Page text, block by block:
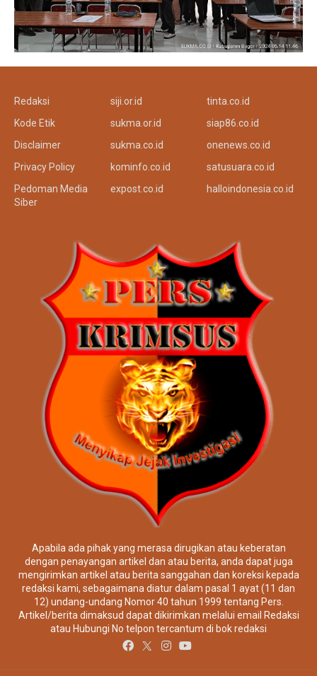
Redaksi
Kode Etik
Disclaimer
Privacy Policy
Pedoman Media
Siber
siji.or.id
sukma.or.id
sukma.co.id
kominfo.co.id
expost.co.id
tinta.co.id
siap86.co.id
onenews.co.id
satusuara.co.id
halloindonesia.co.id
Apabila ada pihak yang merasa dirugikan atau keberatan
dengan penayangan artikel dan atau berita, anda dapat juga
mengirimkan artikel atau berita sanggahan dan koreksi kepada
redaksi kami, sebagaimana diatur dalam pasal 1 ayat (11 dan
12) undang-undang Nomor 40 tahun 1999 tentang Pers.
Artikel/berita dimaksud dapat dikirimkan melalui email Redaksi
atau Hubungi No telpon tercantum di bok redaksi